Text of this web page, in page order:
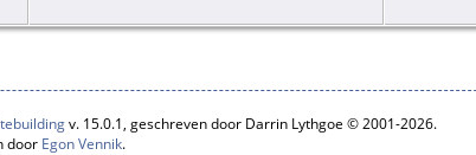
v. 15.0.1, geschreven door Darrin Lythgoe © 2001-2026.
door Egon Vennik.